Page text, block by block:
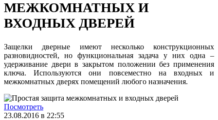
МЕЖКОМНАТНЫХ И
ВХОДНЫХ ДВЕРЕЙ
Защелки дверные имеют несколько конструкционных
разновидностей, но функциональная задача у них одна –
удерживание двери в закрытом положении без применения
ключа. Используются они повсеместно на входных и
межкомнатных дверях помещений любого назначения.
Посмотреть
23.08.2016 в 22:55